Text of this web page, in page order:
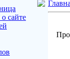
сайте